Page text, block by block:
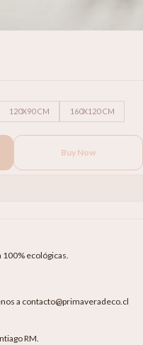
120X90 CM 160X120 CM
Buy Now
100% ecológicas.
a contacto@primaveradeco.cl
RM.